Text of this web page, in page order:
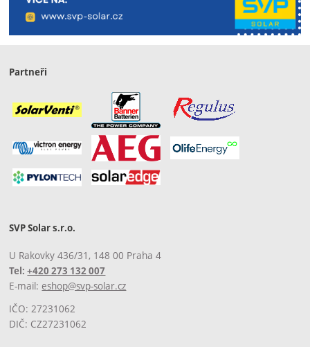
Partneři
SVP Solar s.r.o.
U Rakovky 436/31, 148 00 Praha 4
Tel:+420 273 132 007
E-mail: eshop@svp-solar.cz
IČO: 27231062
DIČ: CZ27231062